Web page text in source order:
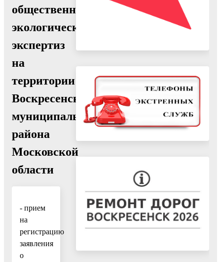
общественных
экологических
экспертиз
на
территории
Воскресенского
муниципального
района
Московской
области
- прием
на
регистрацию
заявления
о